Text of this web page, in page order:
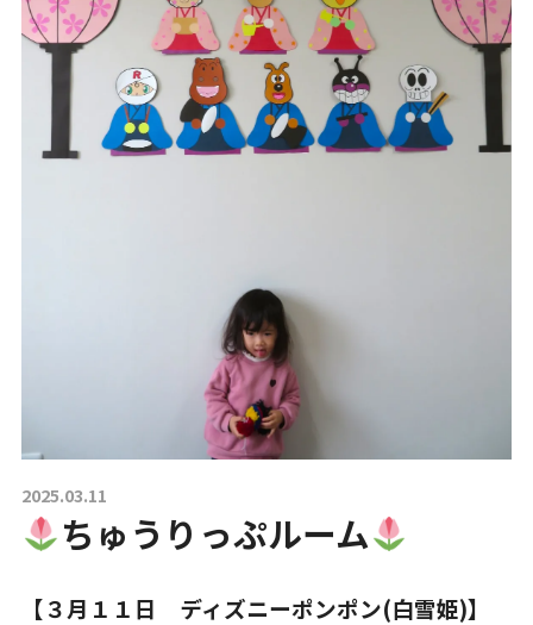
課外活動
各園の紹介
草深こじか第二保育園
こじかKIDSクラブ
入園について
2025.03.11
ちゅうりっぷルーム
【３月１１日 ディズニーポンポン(白雪姫)】